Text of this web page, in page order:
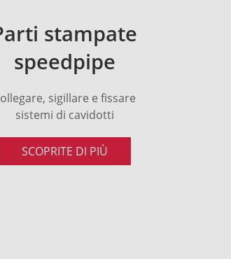
stampate
speedpipe
sigillare e fissare
sistemi di cavidotti
SCOPRITE DI PIÙ